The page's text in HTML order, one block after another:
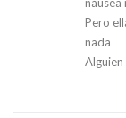
náusea
Pero
nada